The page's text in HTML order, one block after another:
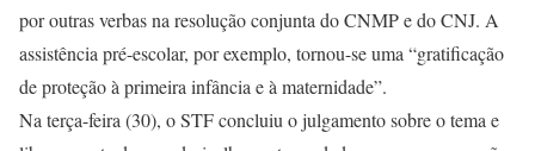
por outras verbas na resolução conjunta do CNMP e do CNJ. A
assistência pré-escolar, por exemplo, tornou-se uma “gratificação
de proteção à primeira infância e à maternidade”.
Na terça-feira (30), o STF concluiu o julgamento sobre o tema e